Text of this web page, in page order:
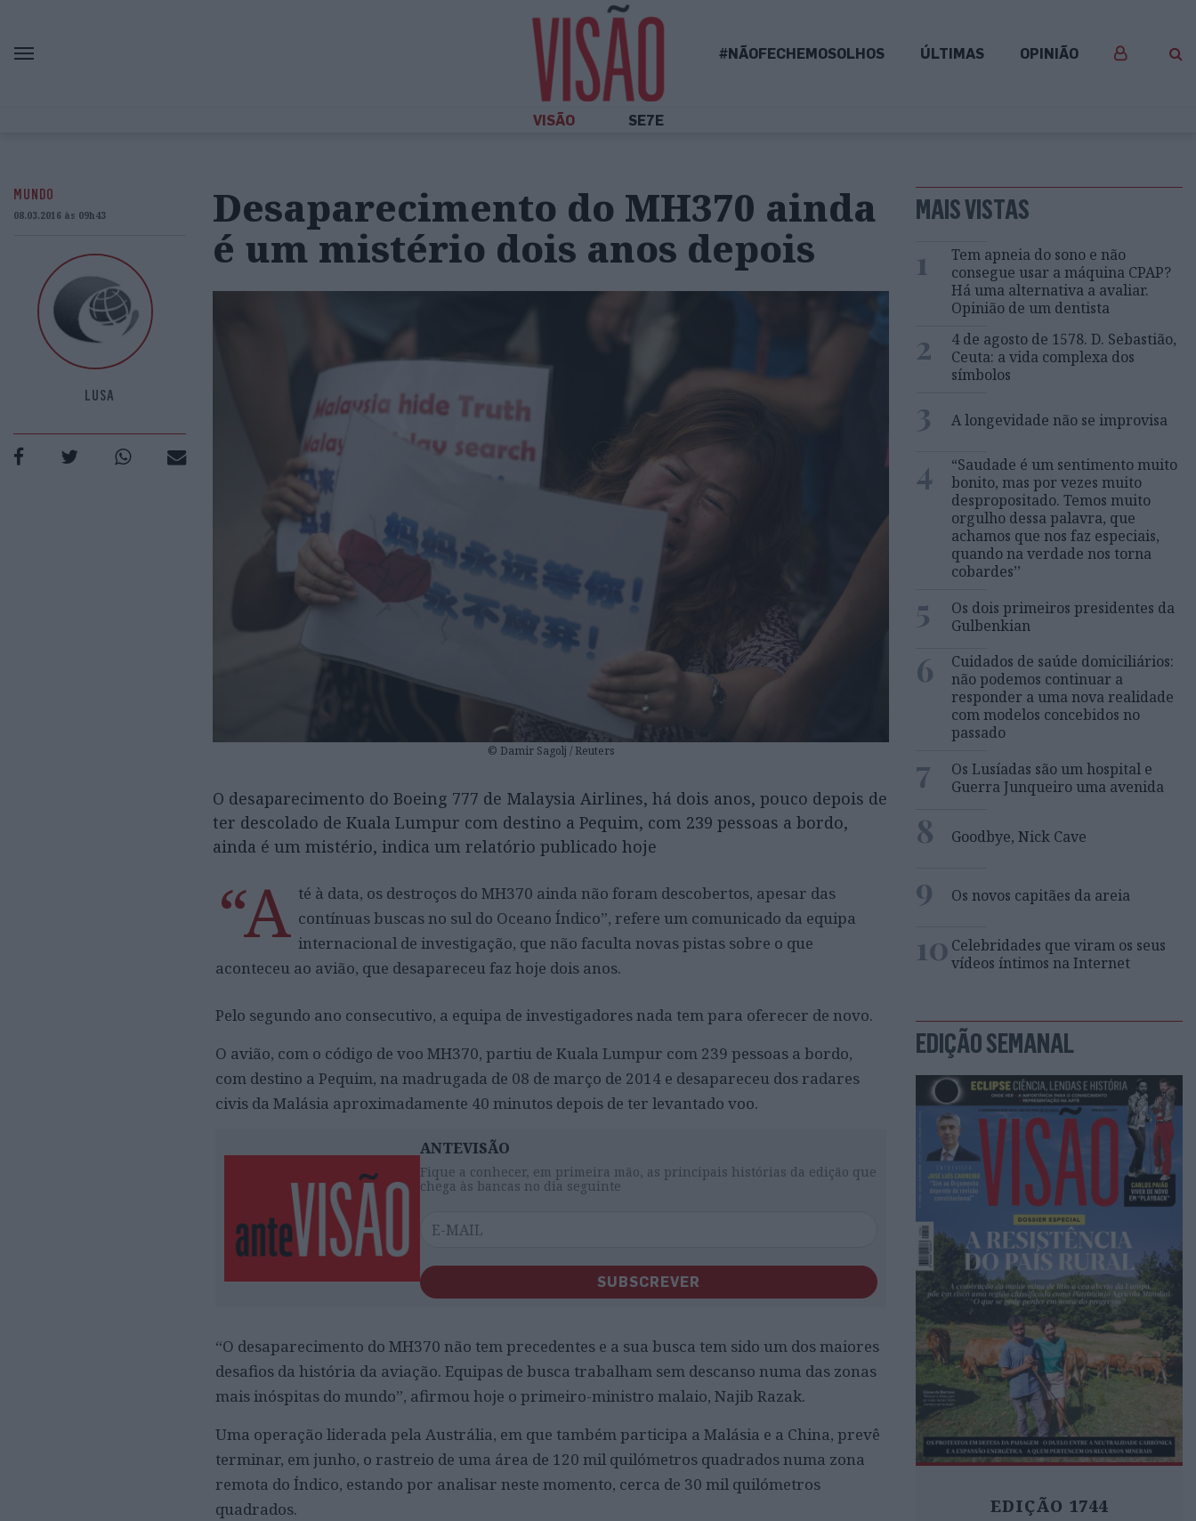
#NÃOFECHEMOSOLHOS ÚLTIMAS OPINIÃO
VISÃO SE7E
MUNDO
08.03.2016 às 09h43
LUSA
Desaparecimento do MH370 ainda
é um mistério dois anos depois
© Damir Sagolj / Reuters
O desaparecimento do Boeing 777 de Malaysia Airlines, há dois anos, pouco depois de
ter descolado de Kuala Lumpur com destino a Pequim, com 239 pessoas a bordo,
ainda é um mistério, indica um relatório publicado hoje
“A té à data, os destroços do MH370 ainda não foram descobertos, apesar das
contínuas buscas no sul do Oceano Índico”, refere um comunicado da equipa
internacional de investigação, que não faculta novas pistas sobre o que
aconteceu ao avião, que desapareceu faz hoje dois anos.
Pelo segundo ano consecutivo, a equipa de investigadores nada tem para oferecer de novo.
O avião, com o código de voo MH370, partiu de Kuala Lumpur com 239 pessoas a bordo,
com destino a Pequim, na madrugada de 08 de março de 2014 e desapareceu dos radares
civis da Malásia aproximadamente 40 minutos depois de ter levantado voo.
ANTEVISÃO
Fique a conhecer, em primeira mão, as principais histórias da edição que
chega às bancas no dia seguinte
SUBSCREVER
“O desaparecimento do MH370 não tem precedentes e a sua busca tem sido um dos maiores
desafios da história da aviação. Equipas de busca trabalham sem descanso numa das zonas
mais inóspitas do mundo”, afirmou hoje o primeiro-ministro malaio, Najib Razak.
Uma operação liderada pela Austrália, em que também participa a Malásia e a China, prevê
terminar, em junho, o rastreio de uma área de 120 mil quilómetros quadrados numa zona
remota do Índico, estando por analisar neste momento, cerca de 30 mil quilómetros
quadrados.
MAIS VISTAS
1
Tem apneia do sono e não
consegue usar a máquina CPAP?
Há uma alternativa a avaliar.
Opinião de um dentista
2
4 de agosto de 1578. D. Sebastião,
Ceuta: a vida complexa dos
símbolos
3 A longevidade não se improvisa
4
“Saudade é um sentimento muito
bonito, mas por vezes muito
despropositado. Temos muito
orgulho dessa palavra, que
achamos que nos faz especiais,
quando na verdade nos torna
cobardes’’
5
Os dois primeiros presidentes da
Gulbenkian
6
Cuidados de saúde domiciliários:
não podemos continuar a
responder a uma nova realidade
com modelos concebidos no
passado
7
Os Lusíadas são um hospital e
Guerra Junqueiro uma avenida
8 Goodbye, Nick Cave
9 Os novos capitães da areia
10 Celebridades que viram os seus
vídeos íntimos na Internet
EDIÇÃO SEMANAL
EDIÇÃO 1744